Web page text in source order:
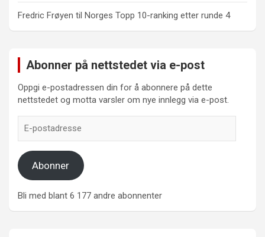
Fredric Frøyen til Norges Topp 10-ranking etter runde 4
Abonner på nettstedet via e-post
Oppgi e-postadressen din for å abonnere på dette
nettstedet og motta varsler om nye innlegg via e-post.
postadresse
Abonner
Bli med blant 6 177 andre abonnenter